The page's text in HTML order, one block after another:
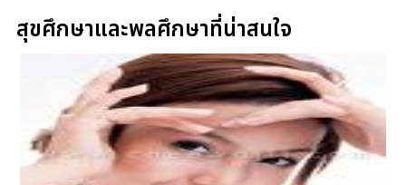
สุขศึกษาและพลศึกษาที่น่าสนใจ